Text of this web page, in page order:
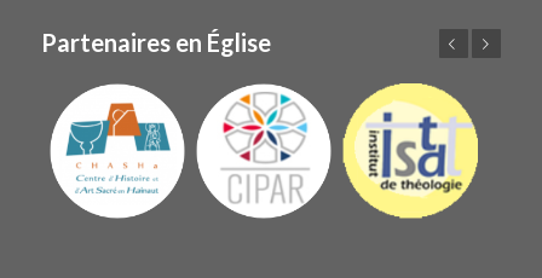
Partenaires en Église